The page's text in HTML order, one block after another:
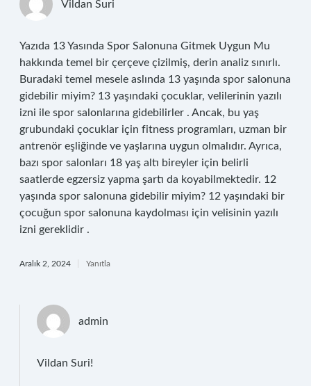
Vildan Suri
Yazıda 13 Yasında Spor Salonuna Gitmek Uygun Mu
hakkında temel bir çerçeve çizilmiş, derin analiz sınırlı.
Buradaki temel mesele aslında 13 yaşında spor salonuna
gidebilir miyim? 13 yaşındaki çocuklar, velilerinin yazılı
izni ile spor salonlarına gidebilirler . Ancak, bu yaş
grubundaki çocuklar için fitness programları, uzman bir
antrenör eşliğinde ve yaşlarına uygun olmalıdır. Ayrıca,
bazı spor salonları 18 yaş altı bireyler için belirli
saatlerde egzersiz yapma şartı da koyabilmektedir. 12
yaşında spor salonuna gidebilir miyim? 12 yaşındaki bir
çocuğun spor salonuna kaydolması için velisinin yazılı
izni gereklidir .
Aralık 2, 2024 Yanıtla
admin
Vildan Suri!